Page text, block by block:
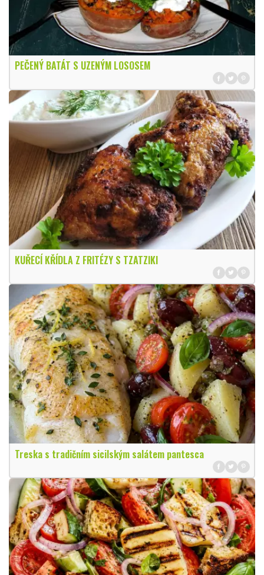
PEČENÝ BATÁT S UZENÝM LOSOSEM
KUŘECÍ KŘÍDLA Z FRITÉZY S TZATZIKI
Treska s tradičním sicilským salátem pantesca